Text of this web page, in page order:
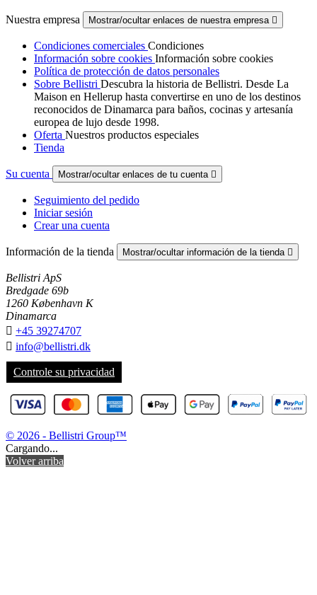
Nuestra empresa Mostrar/ocultar enlaces de nuestra empresa 
Condiciones comerciales Condiciones
Información sobre cookies Información sobre cookies
Política de protección de datos personales
Sobre Bellistri Descubra la historia de Bellistri. Desde La
Maison en Hellerup hasta convertirse en uno de los destinos
reconocidos de Dinamarca para baños, cocinas y artesanía
europea de lujo desde 1998.
Oferta Nuestros productos especiales
Tienda
Su cuenta Mostrar/ocultar enlaces de tu cuenta 
Seguimiento del pedido
Iniciar sesión
Crear una cuenta
Información de la tienda Mostrar/ocultar información de la tienda 
Bellistri ApS
Bredgade 69b
1260 København K
Dinamarca
 +45 39274707
 info@bellistri.dk
Controle su privacidad
© 2026 - Bellistri Group™
Cargando...
Volver arriba